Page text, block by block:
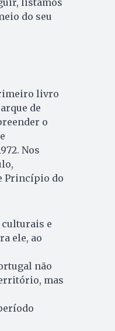
listamos
do seu
livro
de
o
Nos
Princípio do
culturais e
ele, ao
não
mas